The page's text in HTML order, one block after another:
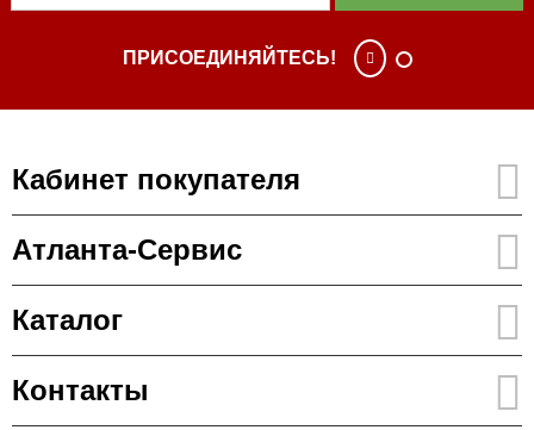
ПРИСОЕДИНЯЙТЕСЬ!
Кабинет покупателя
Атланта-Сервис
Каталог
Контакты